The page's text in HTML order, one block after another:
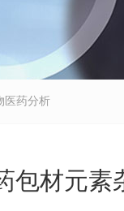
医药分析
包材元